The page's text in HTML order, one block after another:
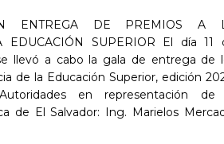
ENTREGA DE PREMIOS A
EDUCACIÓN SUPERIOR El día 11
llevó a cabo la gala de entrega de
de la Educación Superior, edición
en representación de
de El Salvador: Ing. Marielos